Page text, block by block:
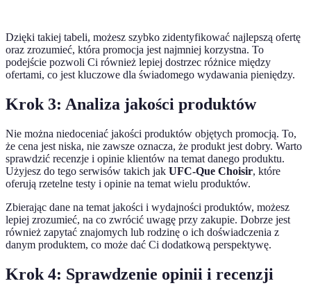
Dzięki takiej tabeli, możesz szybko zidentyfikować najlepszą ofertę
oraz zrozumieć, która promocja jest najmniej korzystna. To
podejście pozwoli Ci również lepiej dostrzec różnice między
ofertami, co jest kluczowe dla świadomego wydawania pieniędzy.
Krok 3: Analiza jakości produktów
Nie można niedoceniać jakości produktów objętych promocją. To,
że cena jest niska, nie zawsze oznacza, że produkt jest dobry. Warto
sprawdzić recenzje i opinie klientów na temat danego produktu.
Użyjesz do tego serwisów takich jak UFC-Que Choisir, które
oferują rzetelne testy i opinie na temat wielu produktów.
Zbierając dane na temat jakości i wydajności produktów, możesz
lepiej zrozumieć, na co zwrócić uwagę przy zakupie. Dobrze jest
również zapytać znajomych lub rodzinę o ich doświadczenia z
danym produktem, co może dać Ci dodatkową perspektywę.
Krok 4: Sprawdzenie opinii i recenzji